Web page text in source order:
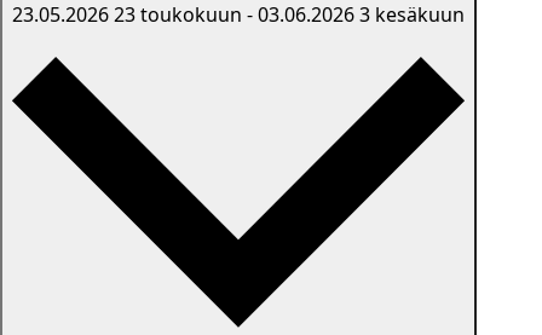
23.05.202623 toukokuun -03.06.20263 kesäkuun